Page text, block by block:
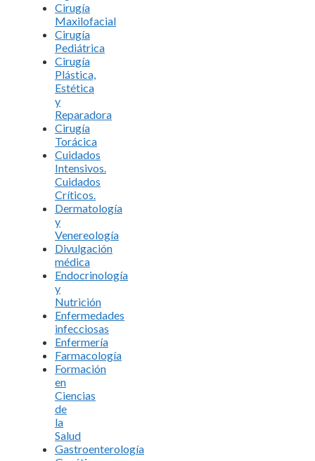
Cirugía
Maxilofacial
Cirugía
Pediátrica
Cirugía
Plástica,
Estética
y
Reparadora
Cirugía
Torácica
Cuidados
Intensivos.
Cuidados
Críticos.
Dermatología
y
Venereología
Divulgación
médica
Endocrinología
y
Nutrición
Enfermedades
infecciosas
Enfermería
Farmacología
Formación
en
Ciencias
de
la
Salud
Gastroenterología